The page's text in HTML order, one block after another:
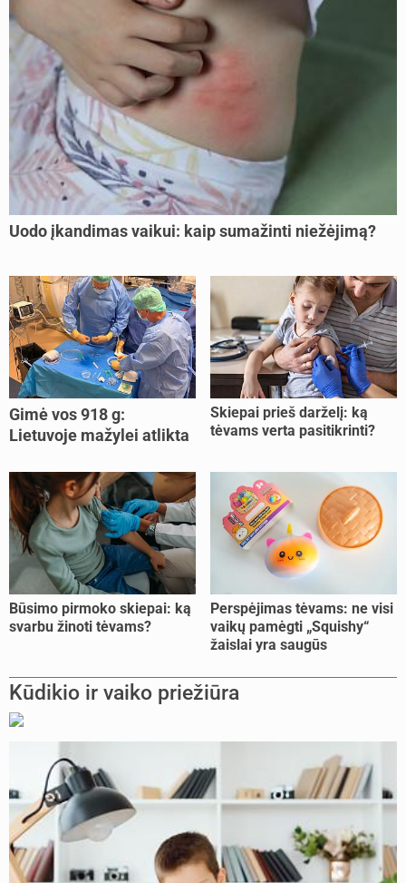
Uodo įkandimas vaikui: kaip sumažinti niežėjimą?
Gimė vos 918 g:
Lietuvoje mažylei atlikta
Skiepai prieš darželį: ką
tėvams verta pasitikrinti?
Būsimo pirmoko skiepai: ką
svarbu žinoti tėvams?
Perspėjimas tėvams: ne visi
vaikų pamėgti „Squishy“
žaislai yra saugūs
Kūdikio ir vaiko priežiūra